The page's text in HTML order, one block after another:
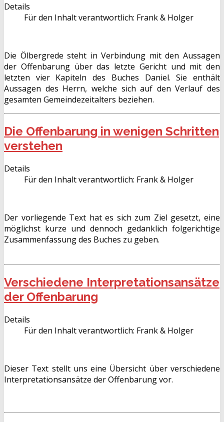
Details
Für den Inhalt verantwortlich: Frank & Holger
Die Ölbergrede steht in Verbindung mit den Aussagen
der Offenbarung über das letzte Gericht und mit den
letzten vier Kapiteln des Buches Daniel. Sie enthält
Aussagen des Herrn, welche sich auf den Verlauf des
gesamten Gemeindezeitalters beziehen.
Die Offenbarung in wenigen Schritten
verstehen
Details
Für den Inhalt verantwortlich: Frank & Holger
Der vorliegende Text hat es sich zum Ziel gesetzt, eine
möglichst kurze und dennoch gedanklich folgerichtige
Zusammenfassung des Buches zu geben.
Verschiedene Interpretationsansätze
der Offenbarung
Details
Für den Inhalt verantwortlich: Frank & Holger
Dieser Text stellt uns eine Übersicht über verschiedene
Interpretationsansätze der Offenbarung vor.